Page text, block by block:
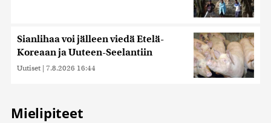
Sianlihaa voi jälleen viedä Etelä-
Koreaan ja Uuteen-Seelantiin
Uutiset | 7.8.2026 16:44
Mielipiteet